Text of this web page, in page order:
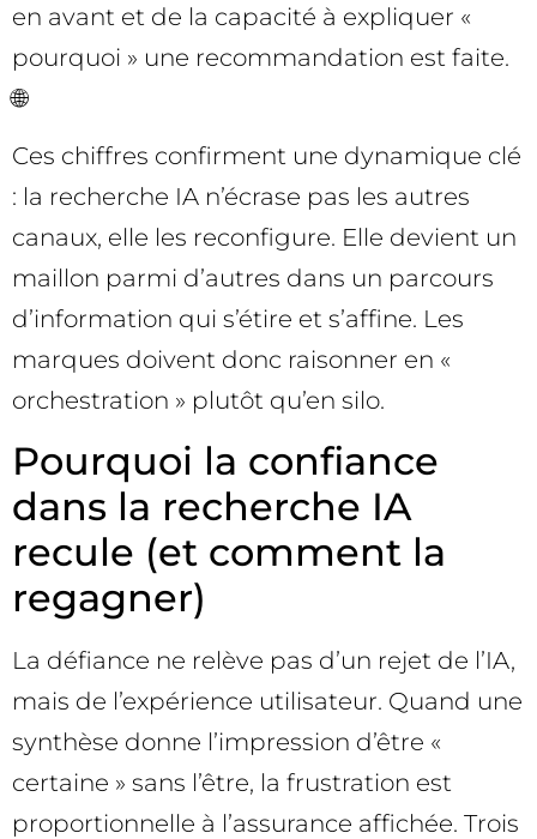
en avant et de la capacité à expliquer «
pourquoi » une recommandation est faite.
🌐
Ces chiffres confirment une dynamique clé
: la recherche IA n’écrase pas les autres
canaux, elle les reconfigure. Elle devient un
maillon parmi d’autres dans un parcours
d’information qui s’étire et s’affine. Les
marques doivent donc raisonner en «
orchestration » plutôt qu’en silo.
Pourquoi la confiance
dans la recherche IA
recule (et comment la
regagner)
La défiance ne relève pas d’un rejet de l’IA,
mais de l’expérience utilisateur. Quand une
synthèse donne l’impression d’être «
certaine » sans l’être, la frustration est
proportionnelle à l’assurance affichée. Trois